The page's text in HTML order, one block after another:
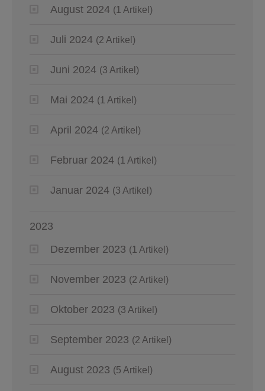
August 2024 (1 Artikel)
Juli 2024 (2 Artikel)
Juni 2024 (3 Artikel)
Mai 2024 (1 Artikel)
April 2024 (2 Artikel)
Februar 2024 (1 Artikel)
Januar 2024 (3 Artikel)
2023
Dezember 2023 (1 Artikel)
November 2023 (2 Artikel)
Oktober 2023 (3 Artikel)
September 2023 (2 Artikel)
August 2023 (5 Artikel)